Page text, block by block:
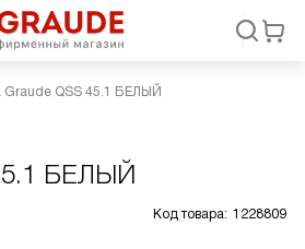
Graude QSS 45.1 БЕЛЫЙ
БЕЛЫЙ
Код товара: 1228809